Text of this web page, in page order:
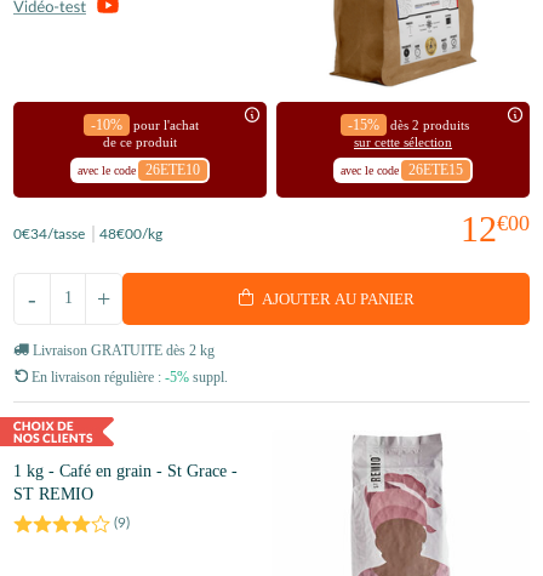
-10%
pour l'achat
de ce produit
avec le code 26ETE10
-15%
dès 2 produits
sur cette sélection
avec le code 26ETE15
12€00
0€34/tasse 48€00/kg
+
- AJOUTER AU PANIER
Livraison GRATUITE dès 2 kg
En livraison régulière : -5% suppl.
1 kg - Café en grain - St Grace -
ST REMIO
(9)